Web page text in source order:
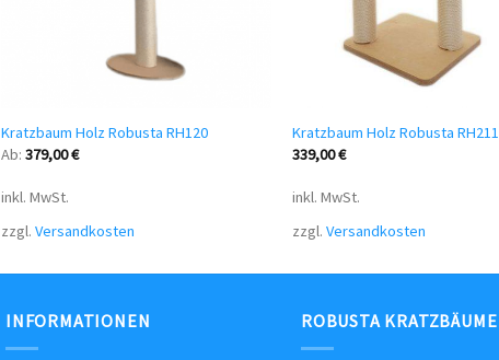
Kratzbaum Holz Robusta RH120
Ab:379,00€
inkl. MwSt.
zzgl.Versandkosten
Kratzbaum Holz Robusta RH211
339,00€
inkl. MwSt.
zzgl.Versandkosten
INFORMATIONEN ROBUSTA KRATZBÄUME